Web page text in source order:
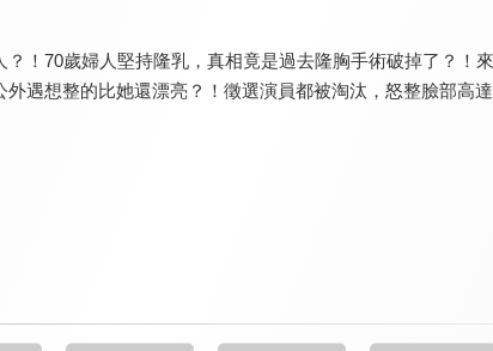
！70歲婦人堅持隆乳，真相竟是過去隆胸手術破掉了？！
遇想整的比她還漂亮？！徵選演員都被淘汰，怒整臉部高達